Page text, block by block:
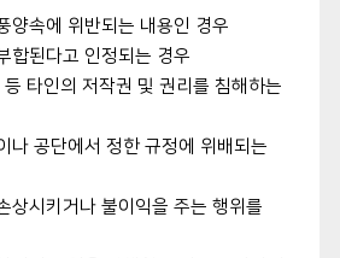
양속에 위반되는 내용인 경우
합된다고 인정되는 경우
타인의 저작권 및 권리를 침해하는
나 공단에서 정한 규정에 위배되는
상시키거나 불이익을 주는 행위를